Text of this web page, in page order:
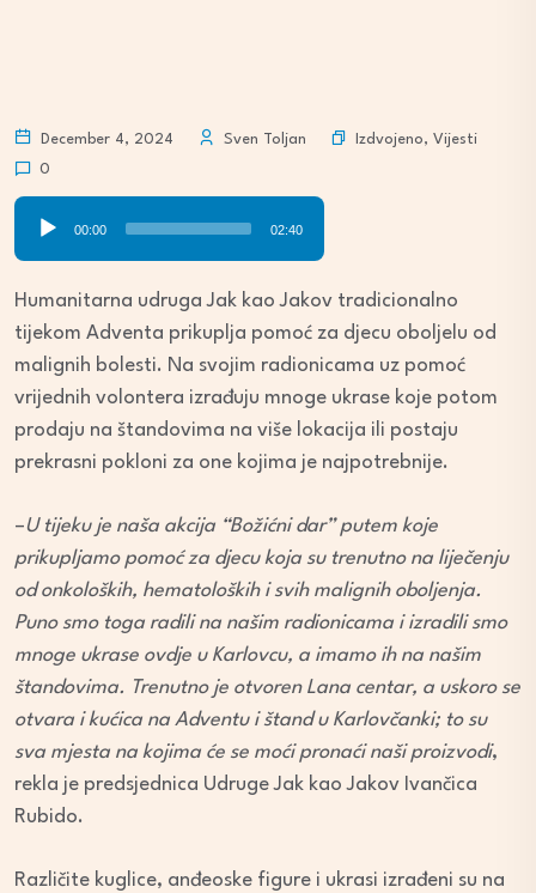
December 4, 2024 Sven Toljan Izdvojeno, Vijesti
0
00:00 02:40
Humanitarna udruga Jak kao Jakov tradicionalno
tijekom Adventa prikuplja pomoć za djecu oboljelu od
malignih bolesti. Na svojim radionicama uz pomoć
vrijednih volontera izrađuju mnoge ukrase koje potom
prodaju na štandovima na više lokacija ili postaju
prekrasni pokloni za one kojima je najpotrebnije.
–U tijeku je naša akcija “Božićni dar” putem koje
prikupljamo pomoć za djecu koja su trenutno na liječenju
od onkoloških, hematoloških i svih malignih oboljenja.
Puno smo toga radili na našim radionicama i izradili smo
mnoge ukrase ovdje u Karlovcu, a imamo ih na našim
štandovima. Trenutno je otvoren Lana centar, a uskoro se
otvara i kućica na Adventu i štand u Karlovčanki; to su
sva mjesta na kojima će se moći pronaći naši proizvodi,
rekla je predsjednica Udruge Jak kao Jakov Ivančica
Rubido.
Različite kuglice, anđeoske figure i ukrasi izrađeni su na